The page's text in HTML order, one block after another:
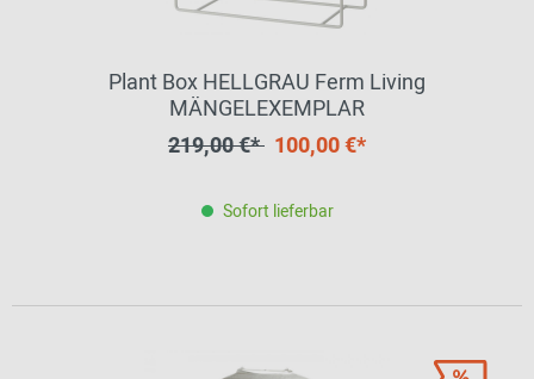
Plant Box HELLGRAU Ferm Living
MÄNGELEXEMPLAR
219,00 €* 100,00 €*
Sofort lieferbar